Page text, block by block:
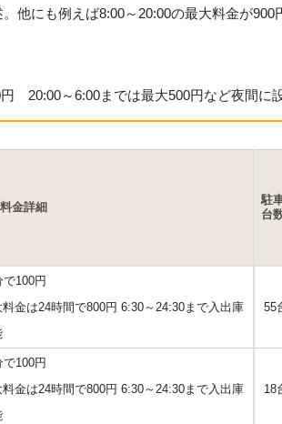
他にも例えば8:00～20:00の最大料金が
20:00～6:00までは最大500円など夜間に
金詳細
駐
台
で100円
料金は24時間で800円 6:30～24:30まで入出庫
55
で100円
料金は24時間で800円 6:30～24:30まで入出庫
18